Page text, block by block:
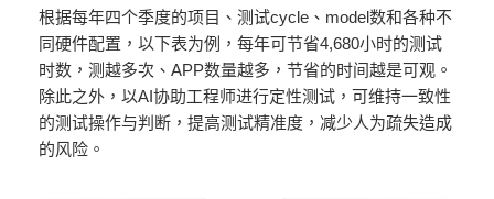
根据每年四个季度的项目、测试cycle、model数和各种不
同硬件配置，以下表为例，每年可节省4,680小时的测试
时数，测越多次、APP数量越多，节省的时间越是可观。
除此之外，以AI协助工程师进行定性测试，可维持一致性
的测试操作与判断，提高测试精准度，减少人为疏失造成
的风险。